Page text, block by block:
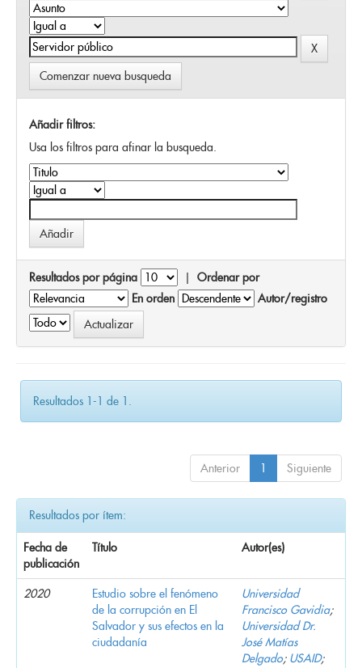
Comenzar nueva busqueda
Añadir filtros:
Usa los filtros para afinar la busqueda.
Resultados por página | Ordenar por
En orden
Autor/registro
Resultados 1-1 de 1.
Anterior 1 Siguiente
Resultados por ítem:
Fecha de
publicación
Título Autor(es)
2020
Estudio sobre el fenómeno
de la corrupción en El
Salvador y sus efectos en la
ciudadanía
Universidad
Francisco Gavidia;
Universidad Dr.
José Matías
Delgado; USAID;